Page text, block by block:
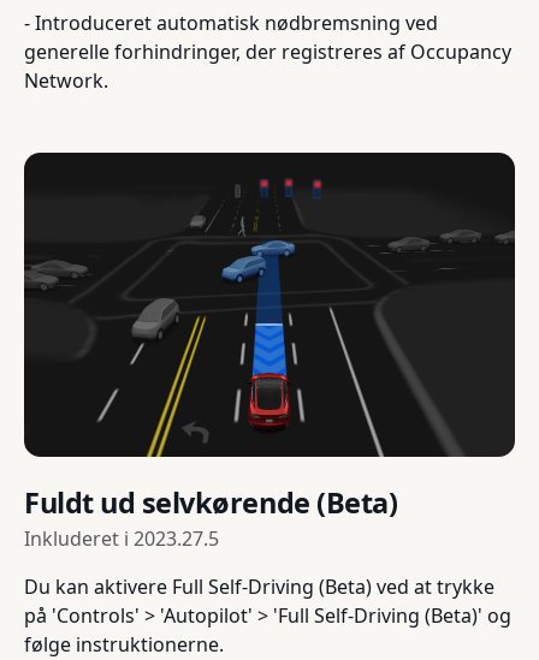
- Introduceret automatisk nødbremsning ved
generelle forhindringer, der registreres af Occupancy
Network.
Fuldt ud selvkørende (Beta)
Inkluderet i 2023.27.5
Du kan aktivere Full Self-Driving (Beta) ved at trykke
på 'Controls' > 'Autopilot' > 'Full Self-Driving (Beta)' og
følge instruktionerne.